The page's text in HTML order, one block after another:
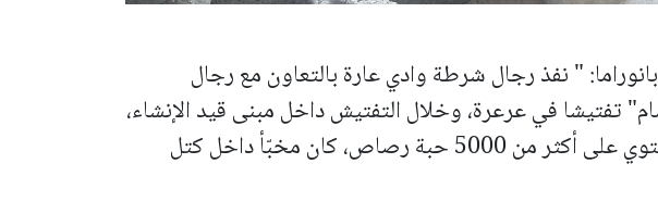
" نفذ رجال شرطة وادي عارة بالتعاونمع رجال
تفتيشا في عرعرة، وخلال التفتيش داخل مبنى قيد الإنشاء،
تم العثور على كيس يحتوي على أكثر من 5000 حبة رصاص، كان مخبّأ داخل كتل